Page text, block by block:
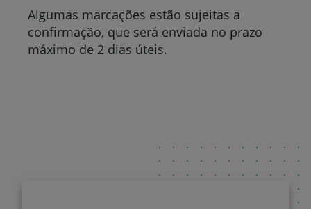
Algumas marcações estão sujeitas a
confirmação, que será enviada no prazo
máximo de 2 dias úteis.